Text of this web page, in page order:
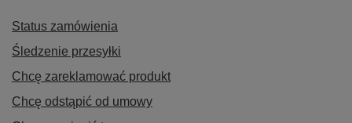
Status zamówienia
Śledzenie przesyłki
Chcę zareklamować produkt
Chcę odstąpić od umowy